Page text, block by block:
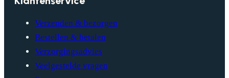
Verzenden & bezorgen
Bestellen & betalen
Verzorgingsadvies
Veelgestelde vragen